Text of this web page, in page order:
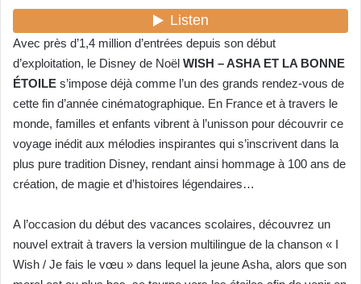
Avec près d’1,4 million d’entrées depuis son début
d’exploitation, le Disney de Noël WISH – ASHA ET LA BONNE
ÉTOILE s’impose déjà comme l’un des grands rendez-vous de
cette fin d’année cinématographique. En France et à travers le
monde, familles et enfants vibrent à l’unisson pour découvrir ce
voyage inédit aux mélodies inspirantes qui s’inscrivent dans la
plus pure tradition Disney, rendant ainsi hommage à 100 ans de
création, de magie et d’histoires légendaires…
A l’occasion du début des vacances scolaires, découvrez un
nouvel extrait à travers la version multilingue de la chanson « I
Wish / Je fais le vœu » dans lequel la jeune Asha, alors que son